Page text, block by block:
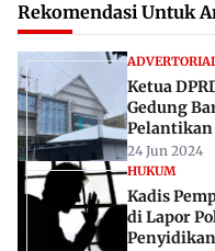
Rekomendasi Untuk
Ketua
Gedung
Pelantikan
24 Jun 2024
HUKUM
Kadis
di Lapor
Penyidikan